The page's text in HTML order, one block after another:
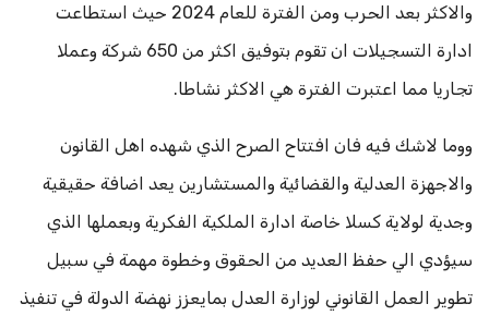
والاكثر بعد الحرب ومن الفترة للعام 2024 حيث استطاعت
ادارة التسجيلات ان تقوم بتوفيق اكثر من 650 شركة وعملا
تجاريا مما اعتبرت الفترة هي الاكثر نشاطا.
ووما لاشك فيه فان افتتاح الصرح الذي شهده اهل القانون
والاجهزة العدلية والقضائية والمستشارين يعد اضافة حقيقية
وجدية لولاية كسلا خاصة ادارة الملكية الفكرية وبعملها الذي
سيؤدي الي حفظ العديد من الحقوق وخطوة مهمة في سبيل
تطوير العمل القانوني لوزارة العدل بمايعزز نهضة الدولة في تنفيذ